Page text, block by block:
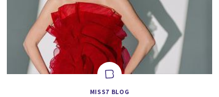
MISS7 BLOG